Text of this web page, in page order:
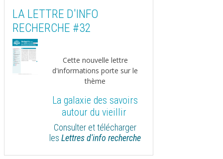
LA LETTRE D'INFO
RECHERCHE #32
Cette nouvelle lettre
d'informations porte sur le
thème
La galaxie des savoirs
autour du vieillir
Consulter et télécharger
les Lettres d'info recherche